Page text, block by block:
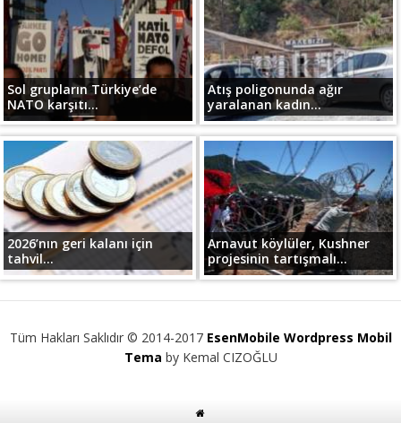
Sol grupların Türkiye’de
NATO karşıtı...
Atış poligonunda ağır
yaralanan kadın...
2026’nın geri kalanı için
tahvil...
Arnavut köylüler, Kushner
projesinin tartışmalı...
Tüm Hakları Saklıdır © 2014-2017 EsenMobile Wordpress Mobil
Tema by Kemal CIZOĞLU